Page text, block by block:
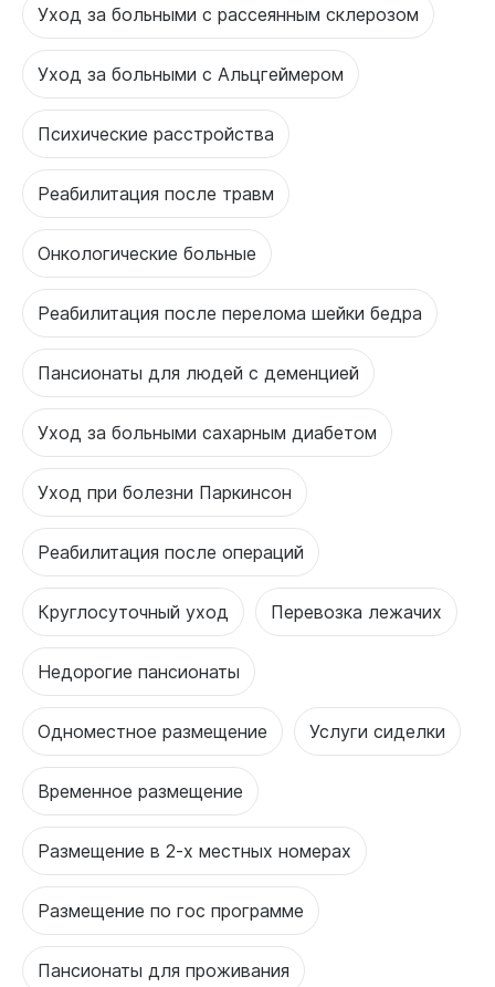
Уход за больными с рассеянным склерозом
Уход за больными с Альцгеймером
Психические расстройства
Реабилитация после травм
Онкологические больные
Реабилитация после перелома шейки бедра
Пансионаты для людей с деменцией
Уход за больными сахарным диабетом
Уход при болезни Паркинсон
Реабилитация после операций
Круглосуточный уход Перевозка лежачих
Недорогие пансионаты
Одноместное размещение Услуги сиделки
Временное размещение
Размещение в 2-х местных номерах
Размещение по гос программе
Пансионаты для проживания